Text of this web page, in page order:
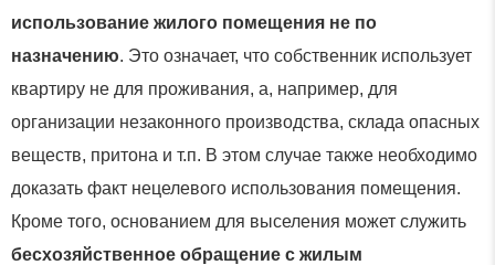
использование жилого помещения не по
назначению. Это означает, что собственник использует
квартиру не для проживания, а, например, для
организации незаконного производства, склада опасных
веществ, притона и т.п. В этом случае также необходимо
доказать факт нецелевого использования помещения.
Кроме того, основанием для выселения может служить
бесхозяйственное обращение с жилым